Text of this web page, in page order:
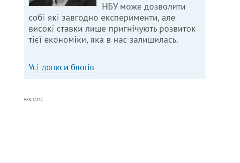
НБУ може дозволити
собі які завгодно експерименти, але
високі ставки лише пригнічують розвиток
тієї економіки, яка в нас залишилась.
Усі дописи блогів
РЕКЛАМА